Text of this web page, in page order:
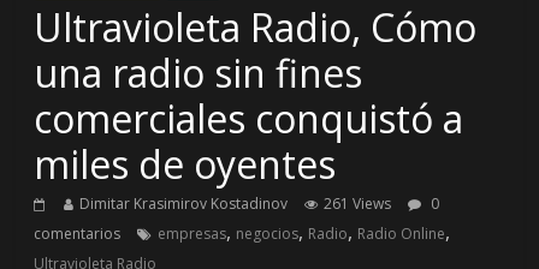
Ultravioleta Radio, Cómo
una radio sin fines
comerciales conquistó a
miles de oyentes
Dimitar Krasimirov Kostadinov 261 Views
0
comentarios
empresas, negocios, Radio, Radio Online,
Ultravioleta Radio